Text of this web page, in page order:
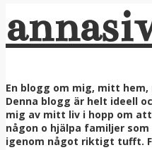
En blogg om mig, mitt
Denna blogg är helt ideell
mig av mitt liv i hopp om
någon o hjälpa familjer
igenom något riktigt tufft.